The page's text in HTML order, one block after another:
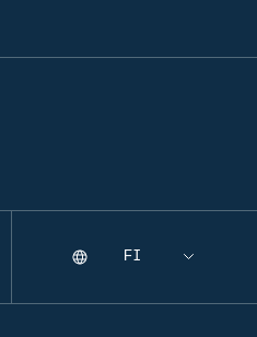
Selecting
Kieli